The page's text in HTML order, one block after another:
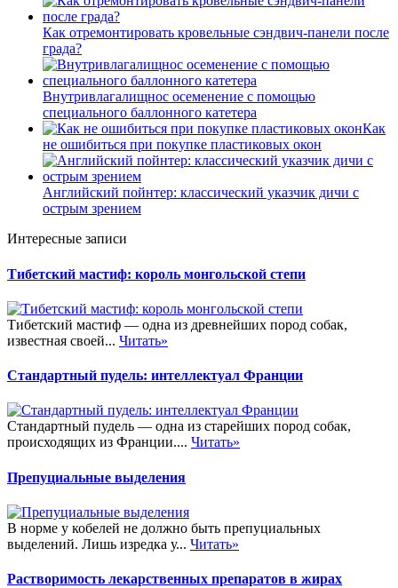
Как отремонтировать кровельные сэндвич-панели после
града?
Внутривлагалищнос осеменение с помощью
специального баллонного катетера
Как
не ошибиться при покупке пластиковых окон
Английский пойнтер: классический указчик дичи с
острым зрением
Интересные записи
Тибетский мастиф: король монгольской степи
Тибетский мастиф — одна из древнейших пород собак,
известная своей... Читать»
Стандартный пудель: интеллектуал Франции
Стандартный пудель — одна из старейших пород собак,
происходящих из Франции.... Читать»
Препуциальные выделения
В норме у кобелей не должно быть препуциальных
выделений. Лишь изредка у... Читать»
Растворимость лекарственных препаратов в жирах